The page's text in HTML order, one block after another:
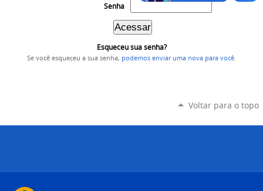
Senha
Esqueceu sua senha?
Se você esqueceu a sua senha, podemos enviar uma nova para você
Voltar para o topo